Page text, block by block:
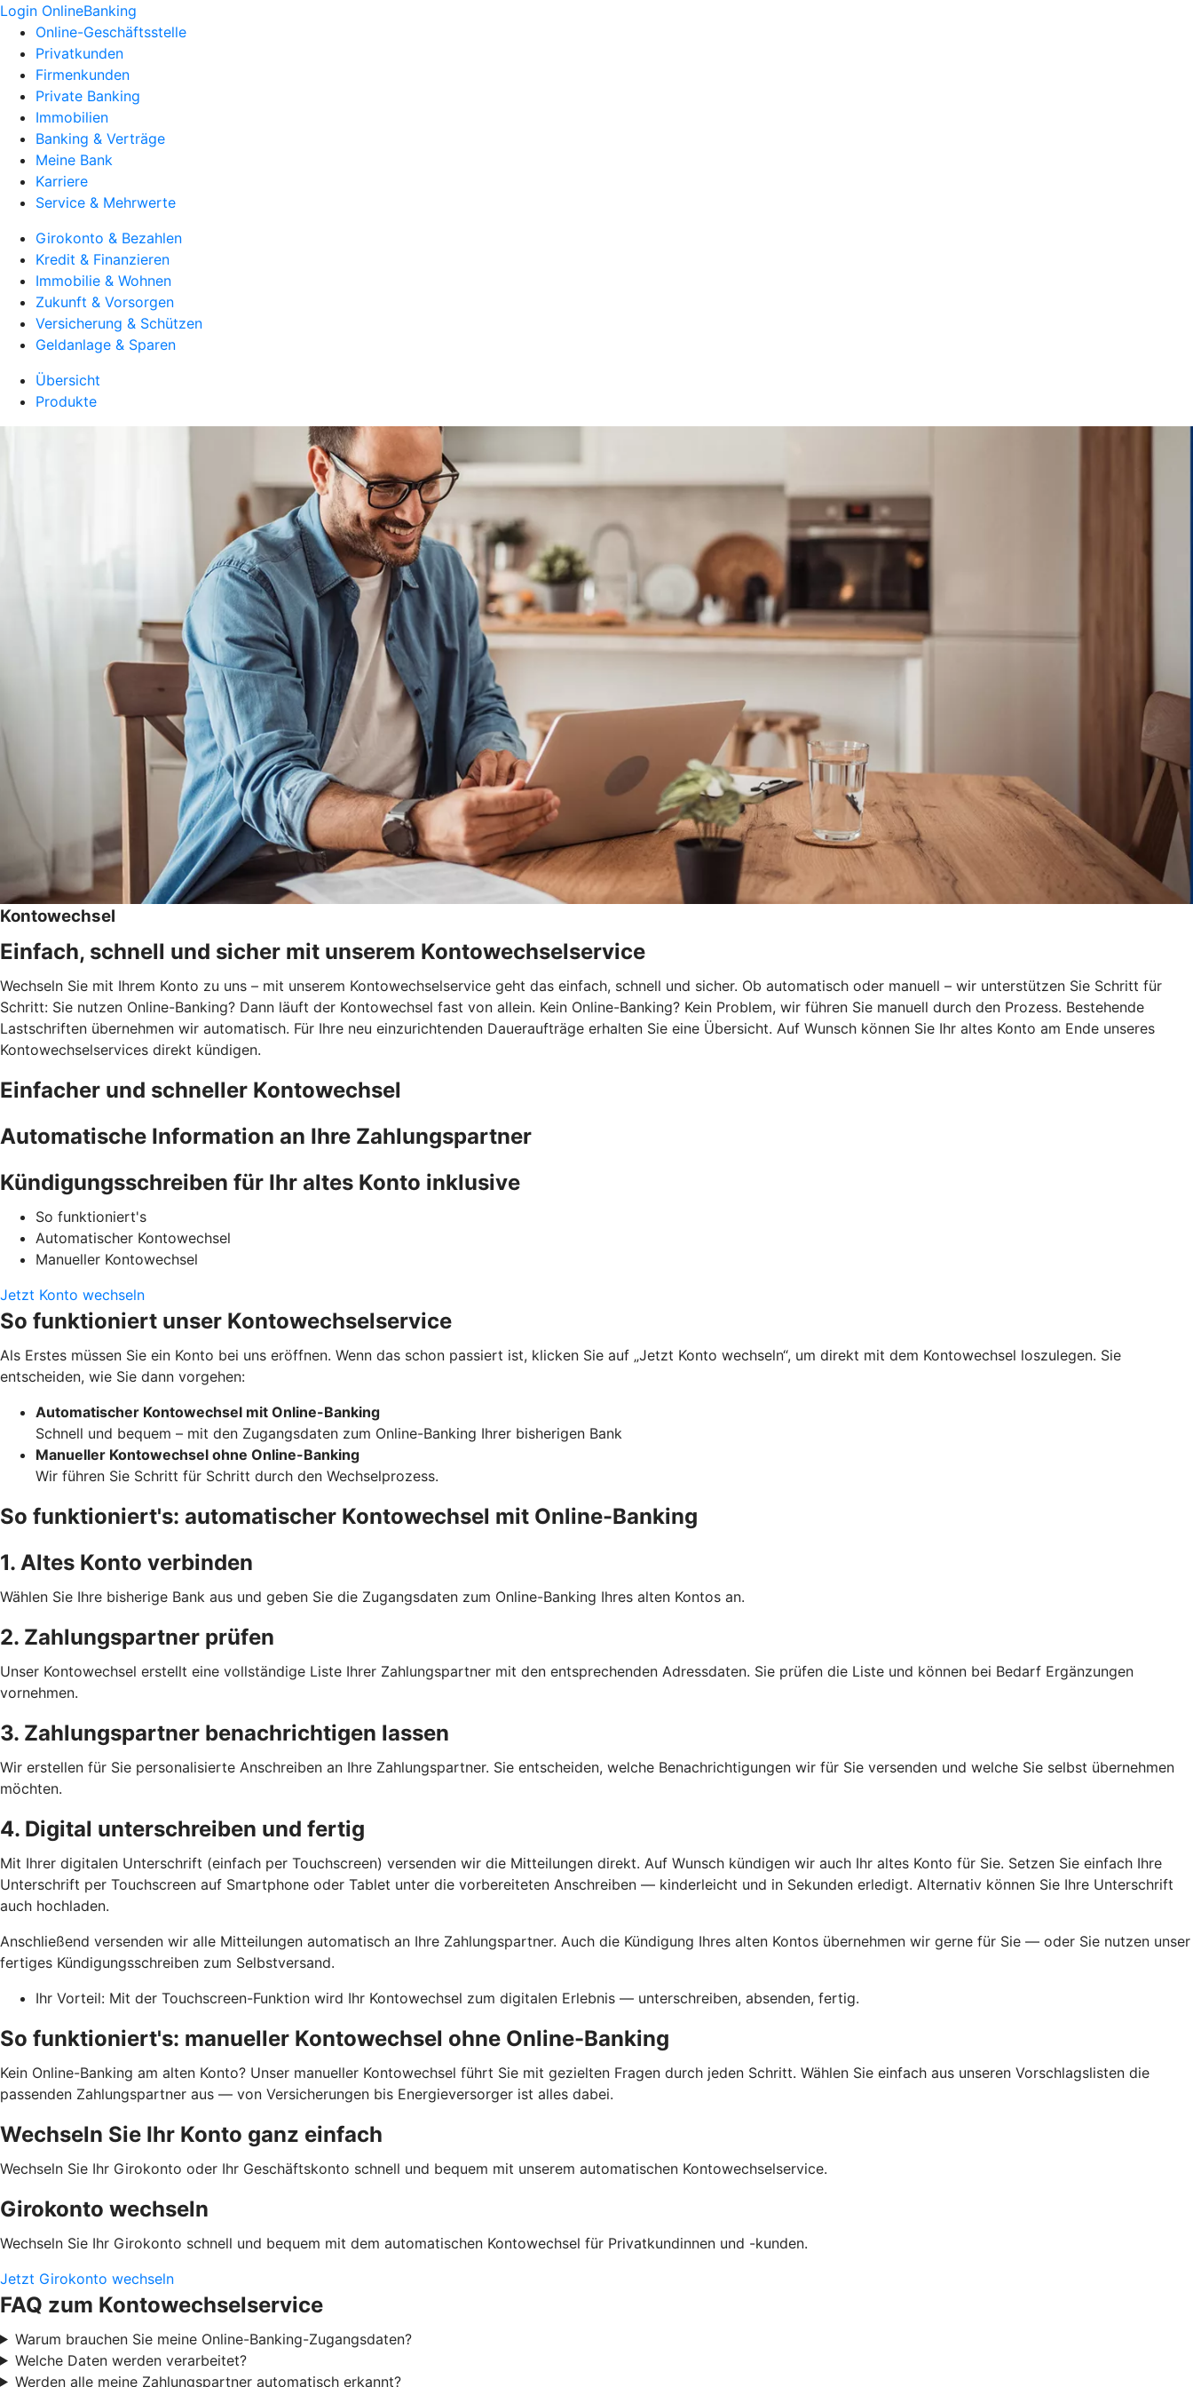
Login OnlineBanking
Online-Geschäftsstelle
Privatkunden
Firmenkunden
Private Banking
Immobilien
Banking & Verträge
Meine Bank
Karriere
Service & Mehrwerte
Girokonto & Bezahlen
Kredit & Finanzieren
Immobilie & Wohnen
Zukunft & Vorsorgen
Versicherung & Schützen
Geldanlage & Sparen
Übersicht
Produkte
Kontowechsel
Einfach, schnell und sicher mit unserem Kontowechselservice
Wechseln Sie mit Ihrem Konto zu uns – mit unserem Kontowechselservice geht das einfach, schnell und sicher. Ob automatisch oder manuell – wir unterstützen Sie Schritt für
Schritt: Sie nutzen Online-Banking? Dann läuft der Kontowechsel fast von allein. Kein Online-Banking? Kein Problem, wir führen Sie manuell durch den Prozess. Bestehende
Lastschriften übernehmen wir automatisch. Für Ihre neu einzurichtenden Daueraufträge erhalten Sie eine Übersicht. Auf Wunsch können Sie Ihr altes Konto am Ende unseres
Kontowechselservices direkt kündigen.
Einfacher und schneller Kontowechsel
Automatische Information an Ihre Zahlungspartner
Kündigungsschreiben für Ihr altes Konto inklusive
So funktioniert's
Automatischer Kontowechsel
Manueller Kontowechsel
Jetzt Konto wechseln
So funktioniert unser Kontowechselservice
Als Erstes müssen Sie ein Konto bei uns eröffnen. Wenn das schon passiert ist, klicken Sie auf „Jetzt Konto wechseln“, um direkt mit dem Kontowechsel loszulegen. Sie
entscheiden, wie Sie dann vorgehen:
Automatischer Kontowechsel mit Online-Banking
Schnell und bequem – mit den Zugangsdaten zum Online-Banking Ihrer bisherigen Bank
Manueller Kontowechsel ohne Online-Banking
Wir führen Sie Schritt für Schritt durch den Wechselprozess.
So funktioniert's: automatischer Kontowechsel mit Online-Banking
1. Altes Konto verbinden
Wählen Sie Ihre bisherige Bank aus und geben Sie die Zugangsdaten zum Online-Banking Ihres alten Kontos an.
2. Zahlungspartner prüfen
Unser Kontowechsel erstellt eine vollständige Liste Ihrer Zahlungspartner mit den entsprechenden Adressdaten. Sie prüfen die Liste und können bei Bedarf Ergänzungen
vornehmen.
3. Zahlungspartner benachrichtigen lassen
Wir erstellen für Sie personalisierte Anschreiben an Ihre Zahlungspartner. Sie entscheiden, welche Benachrichtigungen wir für Sie versenden und welche Sie selbst übernehmen
möchten.
4. Digital unterschreiben und fertig
Mit Ihrer digitalen Unterschrift (einfach per Touchscreen) versenden wir die Mitteilungen direkt. Auf Wunsch kündigen wir auch Ihr altes Konto für Sie. Setzen Sie einfach Ihre
Unterschrift per Touchscreen auf Smartphone oder Tablet unter die vorbereiteten Anschreiben — kinderleicht und in Sekunden erledigt. Alternativ können Sie Ihre Unterschrift
auch hochladen.
Anschließend versenden wir alle Mitteilungen automatisch an Ihre Zahlungspartner. Auch die Kündigung Ihres alten Kontos übernehmen wir gerne für Sie — oder Sie nutzen unser
fertiges Kündigungsschreiben zum Selbstversand.
Ihr Vorteil: Mit der Touchscreen-Funktion wird Ihr Kontowechsel zum digitalen Erlebnis — unterschreiben, absenden, fertig.
So funktioniert's: manueller Kontowechsel ohne Online-Banking
Kein Online-Banking am alten Konto? Unser manueller Kontowechsel führt Sie mit gezielten Fragen durch jeden Schritt. Wählen Sie einfach aus unseren Vorschlagslisten die
passenden Zahlungspartner aus — von Versicherungen bis Energieversorger ist alles dabei.
Wechseln Sie Ihr Konto ganz einfach
Wechseln Sie Ihr Girokonto oder Ihr Geschäftskonto schnell und bequem mit unserem automatischen Kontowechselservice.
Girokonto wechseln
Wechseln Sie Ihr Girokonto schnell und bequem mit dem automatischen Kontowechsel für Privatkundinnen und -kunden.
Jetzt Girokonto wechseln
FAQ zum Kontowechselservice
Warum brauchen Sie meine Online-Banking-Zugangsdaten?
Welche Daten werden verarbeitet?
Werden alle meine Zahlungspartner automatisch erkannt?